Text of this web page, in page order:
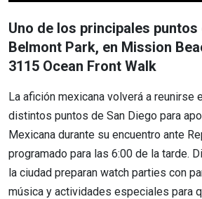
Uno de los principales
Belmont Park, en Mission
3115 Ocean Front Walk
La afición mexicana volverá a reunirse
distintos puntos de San Diego para
Mexicana durante su encuentro ante
programado para las 6:00 de la tarde.
la ciudad preparan watch parties con
música y actividades especiales para